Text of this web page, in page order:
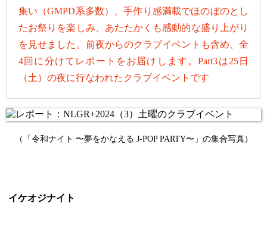
集い（GMPD系多数）、手作り感満載でほのぼのとし
たお祭りを楽しみ、あたたかくも感動的な盛り上がり
を見せました。前夜からのクラブイベントも含め、全
4回に分けてレポートをお届けします。Part3は25日
（土）の夜に行なわれたクラブイベントです
（「令和ナイト 〜夢をかなえる J-POP PARTY〜」の集合写真）
イケオジナイト